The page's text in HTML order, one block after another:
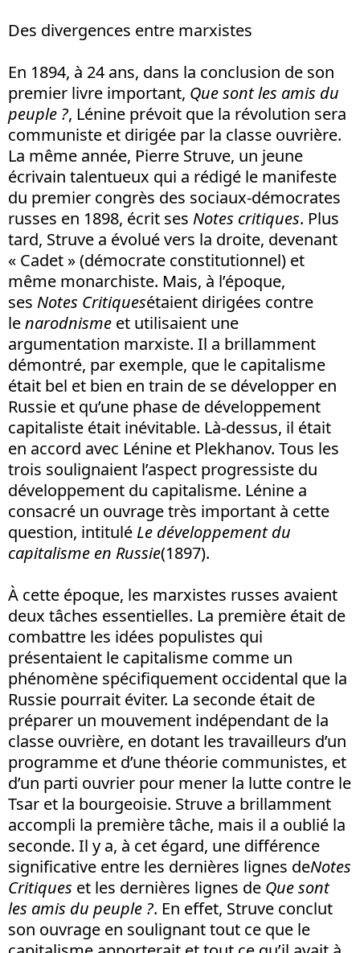
Des divergences entre marxistes
En 1894, à 24 ans, dans la conclusion de son
premier livre important, Que sont les amis du
peuple ?, Lénine prévoit que la révolution sera
communiste et dirigée par la classe ouvrière.
La même année, Pierre Struve, un jeune
écrivain talentueux qui a rédigé le manifeste
du premier congrès des sociaux-démocrates
russes en 1898, écrit ses Notes critiques. Plus
tard, Struve a évolué vers la droite, devenant
« Cadet » (démocrate constitutionnel) et
même monarchiste. Mais, à l’époque,
ses Notes Critiquesétaient dirigées contre
lenarodnisme et utilisaient une
argumentation marxiste. Il a brillamment
démontré, par exemple, que le capitalisme
était bel et bien en train de se développer en
Russie et qu’une phase de développement
capitaliste était inévitable. Là-dessus, il était
en accord avec Lénine et Plekhanov. Tous les
trois soulignaient l’aspect progressiste du
développement du capitalisme. Lénine a
consacré un ouvrage très important à cette
question, intitulé Le développement du
capitalisme en Russie(1897).
À cette époque, les marxistes russes avaient
deux tâches essentielles. La première était de
combattre les idées populistes qui
présentaient le capitalisme comme un
phénomène spécifiquement occidental que la
Russie pourrait éviter. La seconde était de
préparer un mouvement indépendant de la
classe ouvrière, en dotant les travailleurs d’un
programme et d’une théorie communistes, et
d’un parti ouvrier pour mener la lutte contre le
Tsar et la bourgeoisie. Struve a brillamment
accompli la première tâche, mais il a oublié la
seconde. Il y a, à cet égard, une différence
significative entre les dernières lignes deNotes
Critiques et les dernières lignes de Que sont
les amis du peuple ?. En effet, Struve conclut
son ouvrage en soulignant tout ce que le